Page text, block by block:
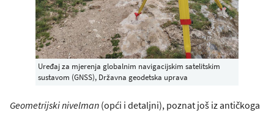
Uređaj za mjerenja globalnim navigacijskim satelitskim
sustavom (GNSS), Državna geodetska uprava
Geometrijski nivelman (opći i detaljni), poznat još iz antičkoga